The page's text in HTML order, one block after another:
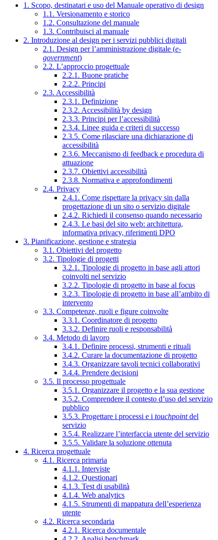
1. Scopo, destinatari e uso del Manuale operativo di design
1.1. Versionamento e storico
1.2. Consultazione del manuale
1.3. Contribuisci al manuale
2. Introduzione al design per i servizi pubblici digitali
2.1. Design per l’amministrazione digitale (e-
government)
2.2. L’approccio progettuale
2.2.1. Buone pratiche
2.2.2. Principi
2.3. Accessibilità
2.3.1. Definizione
2.3.2. Accessibilità by design
2.3.3. Principi per l’accessibilità
2.3.4. Linee guida e criteri di successo
2.3.5. Come rilasciare una dichiarazione di
accessibilità
2.3.6. Meccanismo di feedback e procedura di
attuazione
2.3.7. Obiettivi accessibilità
2.3.8. Normativa e approfondimenti
2.4. Privacy
2.4.1. Come rispettare la privacy sin dalla
progettazione di un sito o servizio digitale
2.4.2. Richiedi il consenso quando necessario
2.4.3. Le basi del sito web: architettura,
informativa privacy, riferimenti DPO
3. Pianificazione, gestione e strategia
3.1. Obiettivi del progetto
3.2. Tipologie di progetti
3.2.1. Tipologie di progetto in base agli attori
coinvolti nel servizio
3.2.2. Tipologie di progetto in base al focus
3.2.3. Tipologie di progetto in base all’ambito di
intervento
3.3. Competenze, ruoli e figure coinvolte
3.3.1. Coordinatore di progetto
3.3.2. Definire ruoli e responsabilità
3.4. Metodo di lavoro
3.4.1. Definire processi, strumenti e rituali
3.4.2. Curare la documentazione di progetto
3.4.3. Organizzare tavoli tecnici collaborativi
3.4.4. Prendere decisioni
3.5. Il processo progettuale
3.5.1. Organizzare il progetto e la sua gestione
3.5.2. Comprendere il contesto d’uso del servizio
pubblico
3.5.3. Progettare i processi e i touchpointdel
servizio
3.5.4. Realizzare l’interfaccia utente del servizio
3.5.5. Validare la soluzione ottenuta
4. Ricerca progettuale
4.1. Ricerca primaria
4.1.1. Interviste
4.1.2. Questionari
4.1.3. Test di usabilità
4.1.4. Web analytics
4.1.5. Strumenti di mappatura dell’esperienza
utente
4.2. Ricerca secondaria
4.2.1. Ricerca documentale